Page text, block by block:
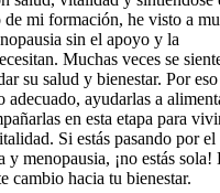
mi formación, he visto a
sin el apoyo y la
Muchas veces se
su salud y bienestar. Por
ayudarlas a
en esta etapa para
Si estás pasando por el
y menopausia, ¡no estás sola!
cambio hacia tu bienestar.